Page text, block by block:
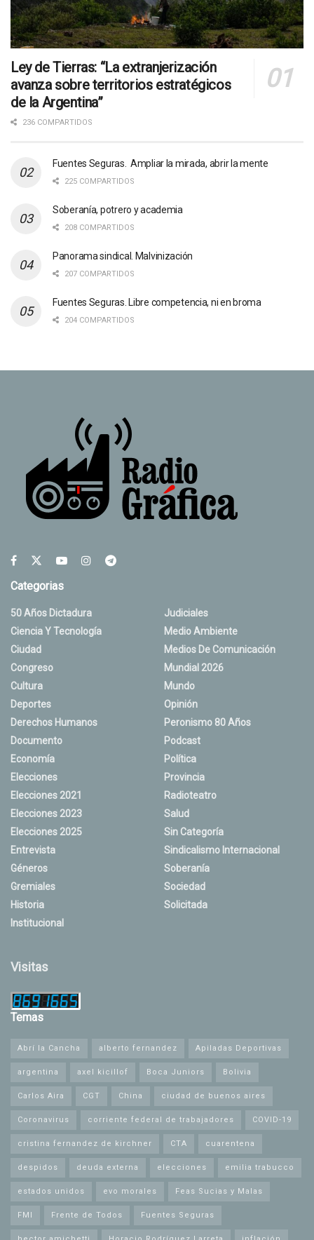
Ley de Tierras: “La extranjerización
avanza sobre territorios estratégicos
de la Argentina”
236 COMPARTIDOS
Fuentes Seguras. Ampliar la mirada, abrir la mente
225 COMPARTIDOS
Soberanía, potrero y academia
208 COMPARTIDOS
Panorama sindical. Malvinización
207 COMPARTIDOS
Fuentes Seguras. Libre competencia, ni en broma
204 COMPARTIDOS
Categorias
50 Años Dictadura
Ciencia Y Tecnología
Ciudad
Congreso
Cultura
Deportes
Derechos Humanos
Documento
Economía
Elecciones
Elecciones 2021
Elecciones 2023
Elecciones 2025
Entrevista
Géneros
Gremiales
Historia
Institucional
Judiciales
Medio Ambiente
Medios De Comunicación
Mundial 2026
Mundo
Opinión
Peronismo 80 Años
Podcast
Política
Provincia
Radioteatro
Salud
Sin Categoría
Sindicalismo Internacional
Soberanía
Sociedad
Solicitada
Visitas
Temas
Abrí la Cancha alberto fernandez Apiladas Deportivas
argentina axel kicillof Boca Juniors Bolivia
Carlos Aira CGT China ciudad de buenos aires
Coronavirus corriente federal de trabajadores COVID-19
cristina fernandez de kirchner CTA cuarentena
despidos deuda externa elecciones emilia trabucco
estados unidos evo morales Feas Sucias y Malas
FMI Frente de Todos Fuentes Seguras